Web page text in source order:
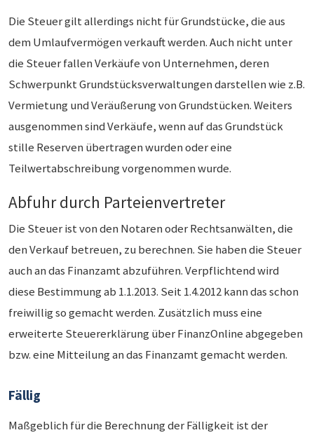
Die Steuer gilt allerdings nicht für Grundstücke, die aus
dem Umlaufvermögen verkauft werden. Auch nicht unter
die Steuer fallen Verkäufe von Unternehmen, deren
Schwerpunkt Grundstücksverwaltungen darstellen wie z.B.
Vermietung und Veräußerung von Grundstücken. Weiters
ausgenommen sind Verkäufe, wenn auf das Grundstück
stille Reserven übertragen wurden oder eine
Teilwertabschreibung vorgenommen wurde.
Abfuhr durch Parteienvertreter
Die Steuer ist von den Notaren oder Rechtsanwälten, die
den Verkauf betreuen, zu berechnen. Sie haben die Steuer
auch an das Finanzamt abzuführen. Verpflichtend wird
diese Bestimmung ab 1.1.2013. Seit 1.4.2012 kann das schon
freiwillig so gemacht werden. Zusätzlich muss eine
erweiterte Steuererklärung über FinanzOnline abgegeben
bzw. eine Mitteilung an das Finanzamt gemacht werden.
Fällig
Maßgeblich für die Berechnung der Fälligkeit ist der